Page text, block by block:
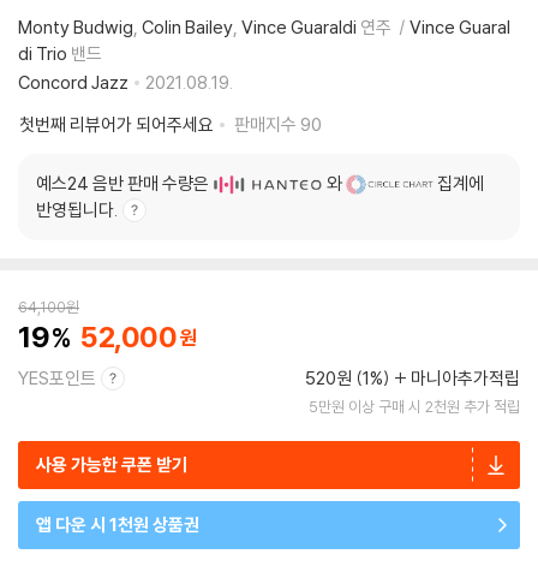
Monty Budwig Colin Bailey Vince Guaraldi 연주
Vince Guaral
di Trio 밴드
Concord Jazz
2021.08.19.
첫번째 리뷰어가 되어주세요
판매지수 90
예스24 음반 판매 수량은 와
집계에
반영됩니다.
64,100원
19 52,000
YES포인트 520원 (1%) 마니아추가적립
5만원 이상 구매 시 2천원 추가 적립
사용 가능한 쿠폰 받기
앱 다운 시 1천원 상품권